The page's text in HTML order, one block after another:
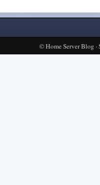
©Home Server Blog ·